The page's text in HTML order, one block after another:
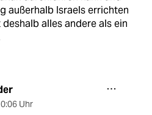
außerhalb Israels errichten
alles andere als ein
Uhr